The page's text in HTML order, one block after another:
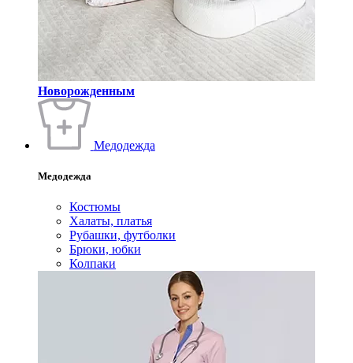
Новорожденным
Медодежда
Медодежда
Костюмы
Халаты, платья
Рубашки, футболки
Брюки, юбки
Колпаки